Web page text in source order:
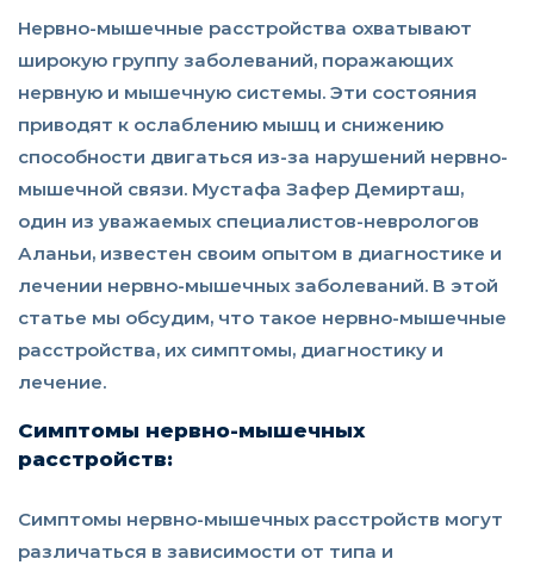
Нервно-мышечные расстройства охватывают
широкую группу заболеваний, поражающих
нервную и мышечную системы. Эти состояния
приводят к ослаблению мышц и снижению
способности двигаться из-за нарушений нервно-
мышечной связи. Мустафа Зафер Демирташ,
один из уважаемых специалистов-неврологов
Аланьи, известен своим опытом в диагностике и
лечении нервно-мышечных заболеваний. В этой
статье мы обсудим, что такое нервно-мышечные
расстройства, их симптомы, диагностику и
лечение.
Симптомы нервно-мышечных
расстройств:
Симптомы нервно-мышечных расстройств могут
различаться в зависимости от типа и